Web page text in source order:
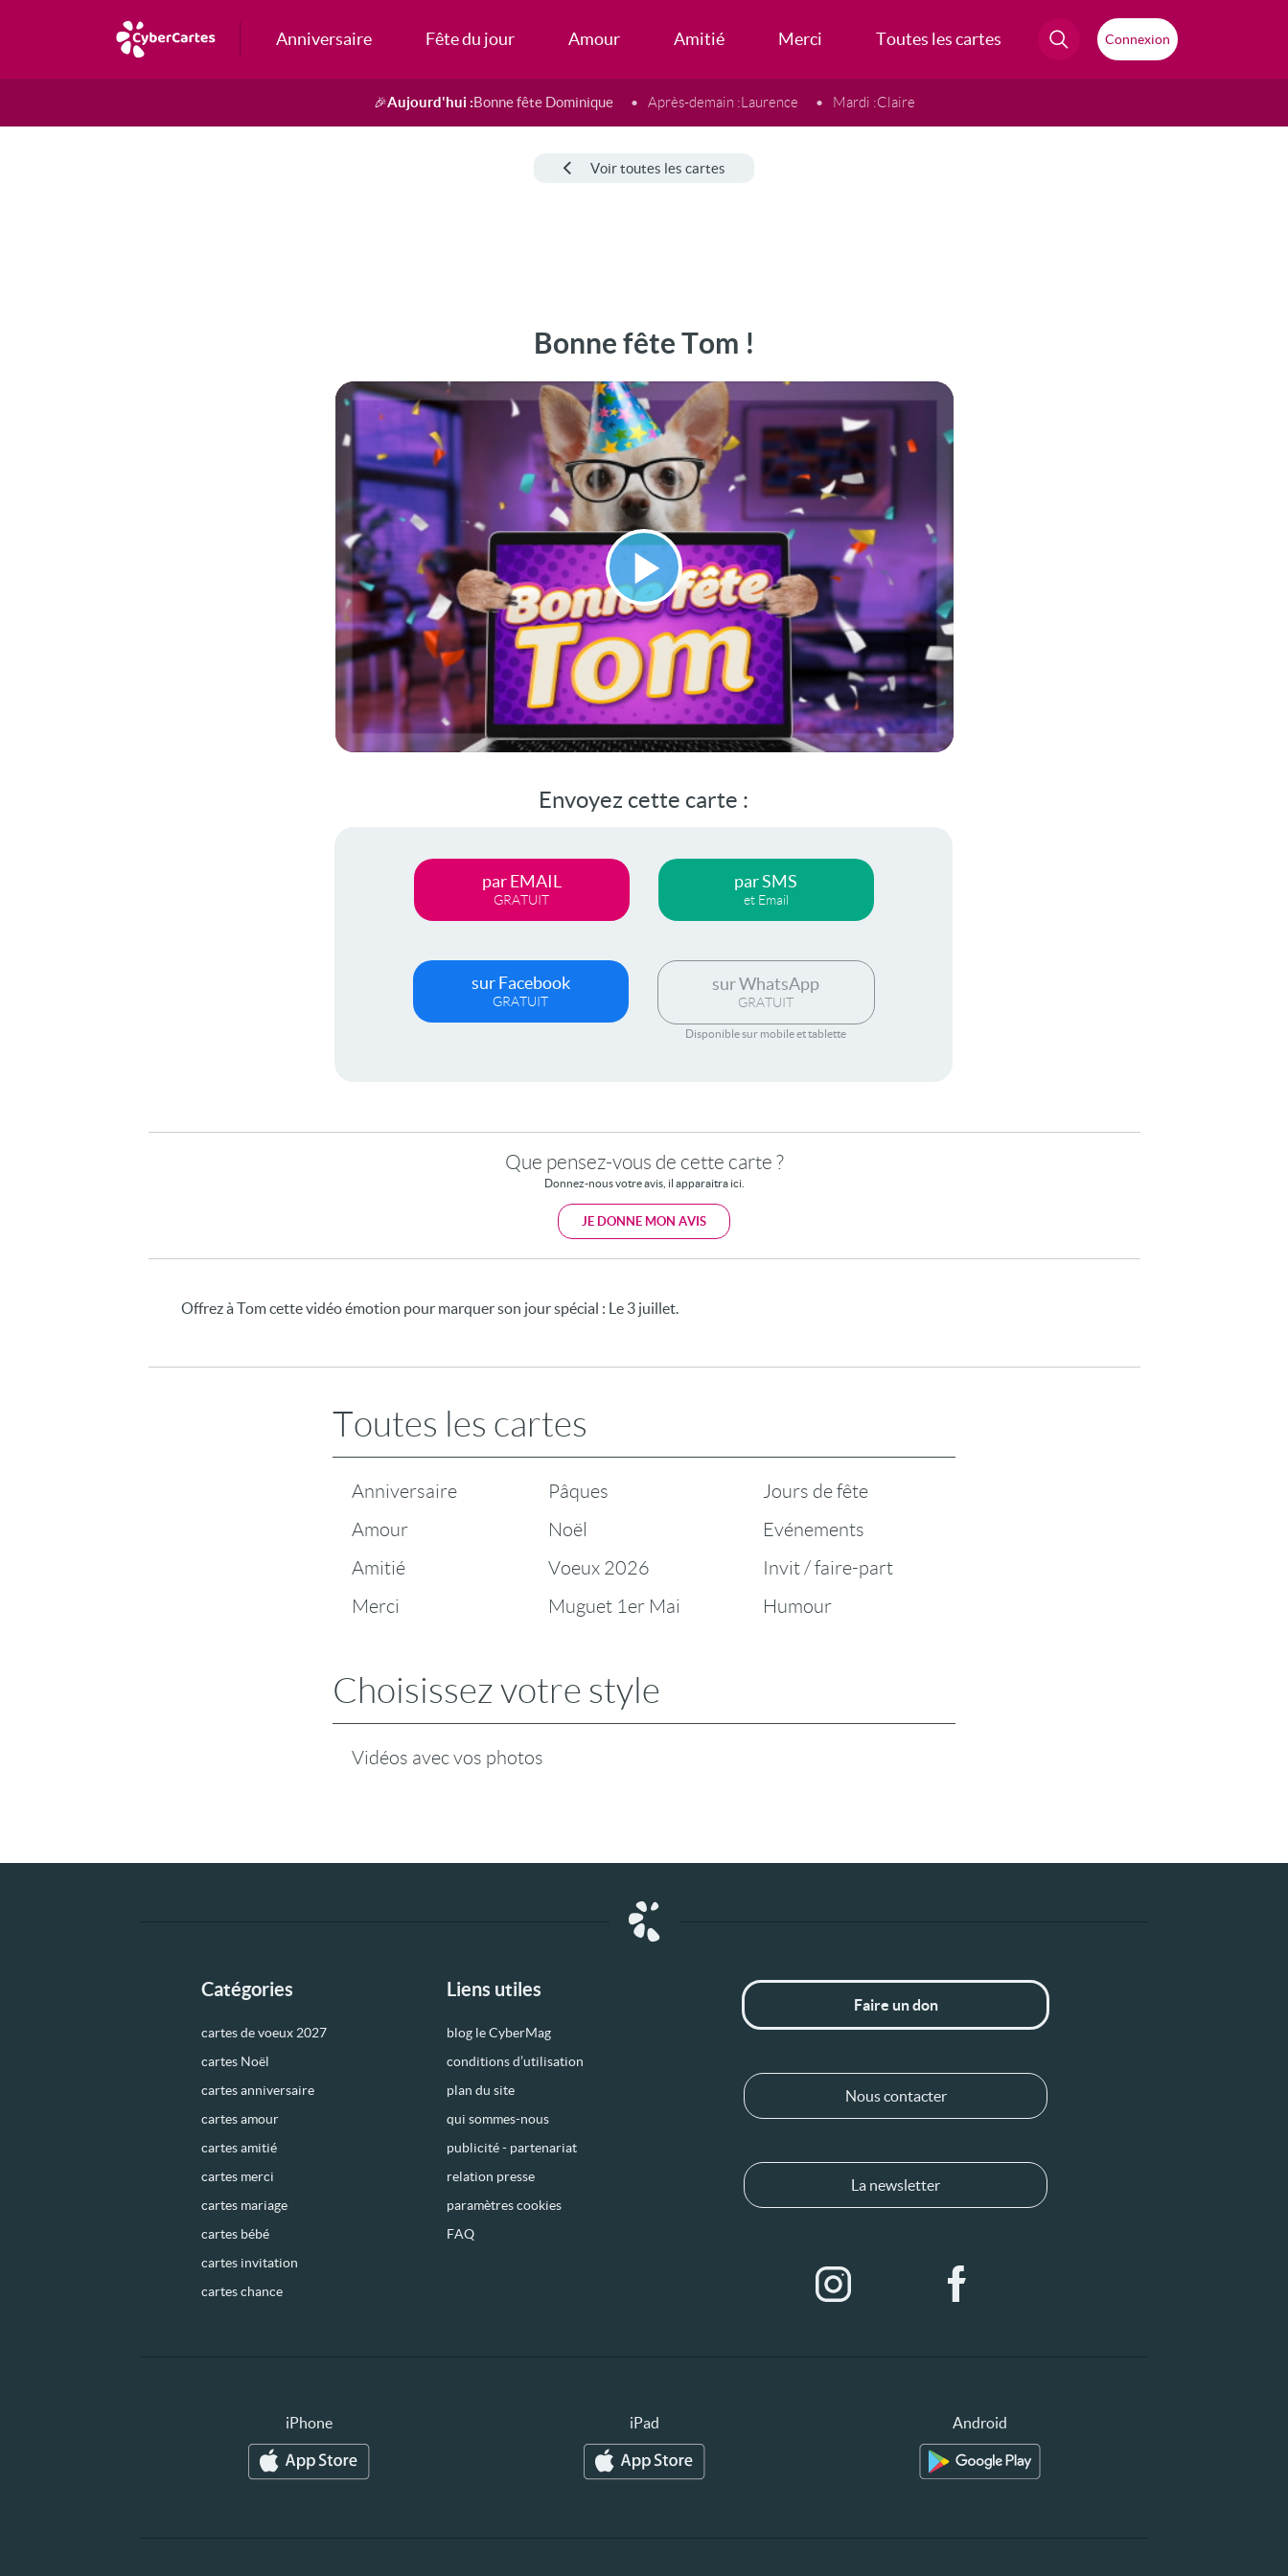
Anniversaire Fête du jour Amour Amitié Merci Toutes les cartes Connexion
🎉Aujourd'hui :Bonne fête Dominique Après-demain :Laurence Mardi :Claire
Voir toutes les cartes
Bonne fête Tom !
Lire
la
vidéo
Envoyez cette carte :
par EMAIL
GRATUIT
par SMS
et Email
sur Facebook
GRATUIT
sur WhatsApp
GRATUIT
Disponible sur mobile et tablette
Que pensez-vous de cette carte ?
Donnez-nous votre avis, il apparaitra ici.
JE DONNE MON AVIS
Offrez à Tom cette vidéo émotion pour marquer son jour spécial : Le 3 juillet.
Toutes les cartes
Anniversaire
Amour
Amitié
Merci
Pâques
Noël
Voeux 2026
Muguet 1er Mai
Jours de fête
Evénements
Invit / faire-part
Humour
Choisissez votre style
Vidéos avec vos photos
Catégories
cartes de voeux 2027
cartes Noël
cartes anniversaire
cartes amour
cartes amitié
cartes merci
cartes mariage
cartes bébé
cartes invitation
cartes chance
Liens utiles
blog le CyberMag
conditions d’utilisation
plan du site
qui sommes-nous
publicité - partenariat
relation presse
paramètres cookies
FAQ
Faire un don
Nous contacter
La newsletter
iPhone iPad Android